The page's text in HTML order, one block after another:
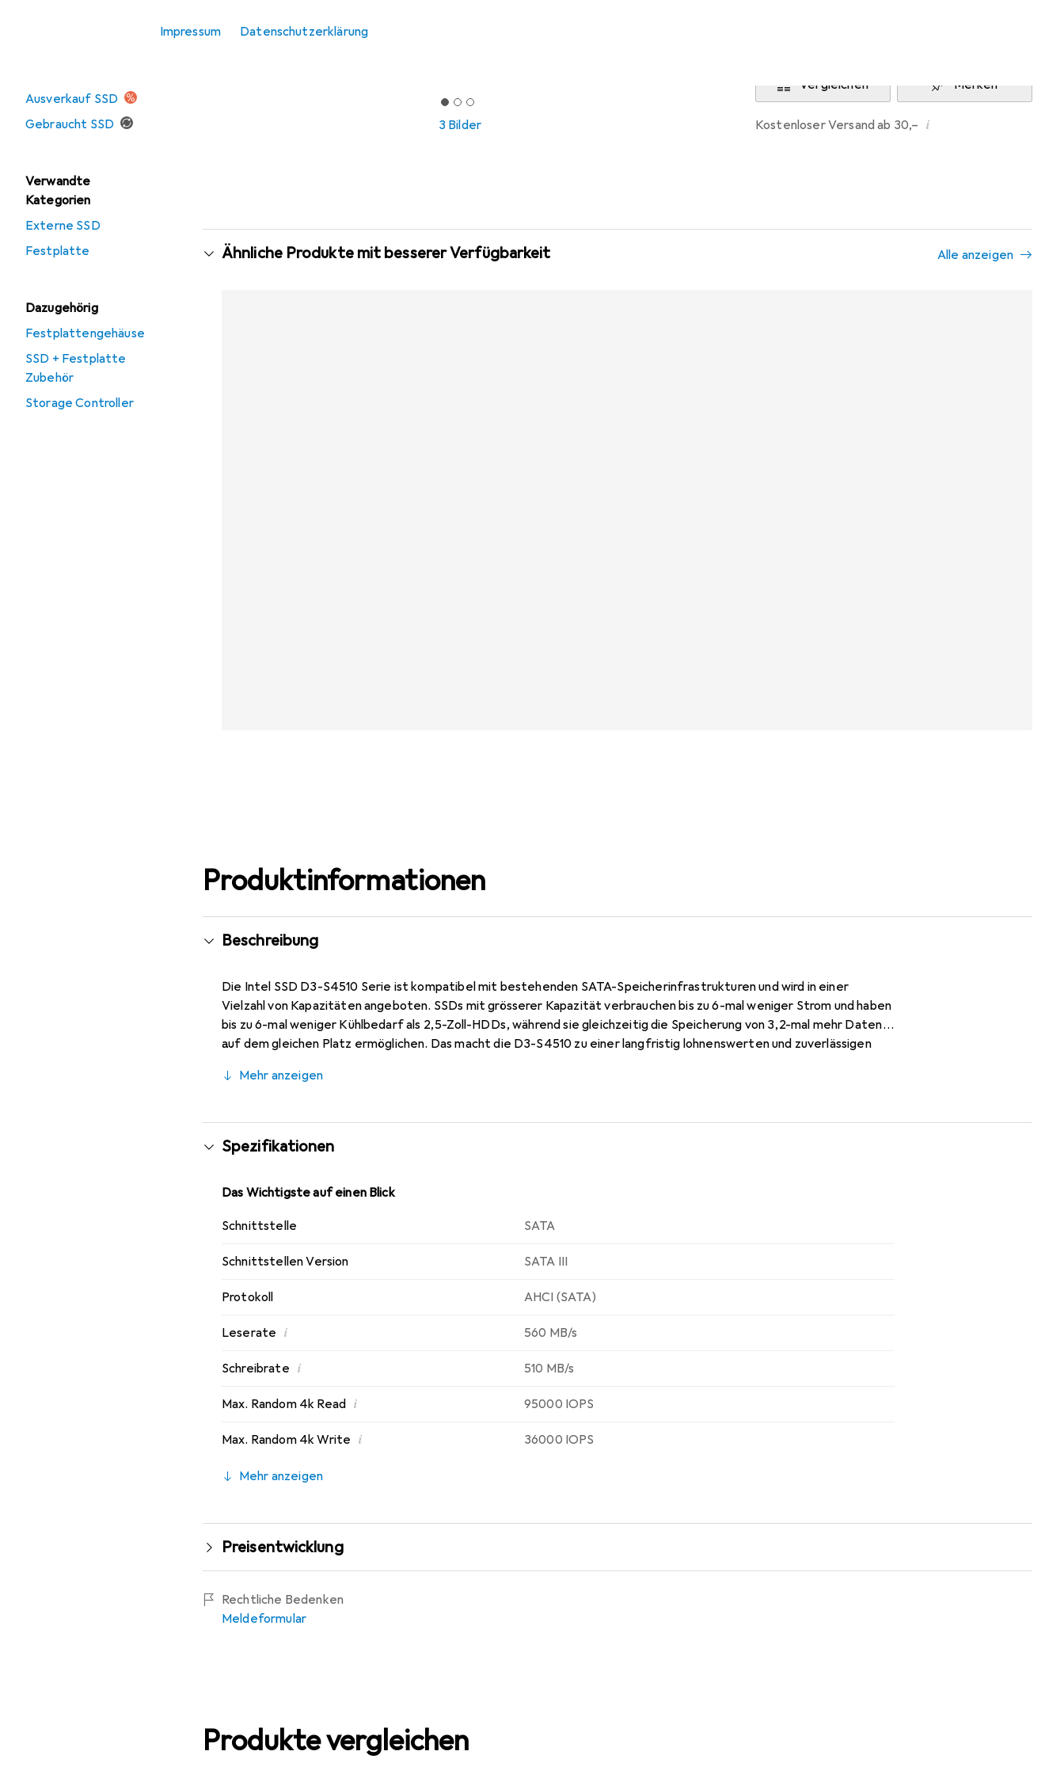
Impressum Datenschutzerklärung
Ausverkauf SSD
Gebraucht SSD
Verwandte
Kategorien
Externe SSD
Festplatte
Dazugehörig
Festplattengehäuse
SSD + Festplatte
Zubehör
Storage Controller
3 Bilder
Vergleichen Merken
Kostenloser Versand ab 30,– i
Ähnliche Produkte mit besserer Verfügbarkeit Alle anzeigen
Produktinformationen
Beschreibung
Die Intel SSD D3-S4510 Serie ist kompatibel mit bestehenden SATA-Speicherinfrastrukturen und wird in einer
Vielzahl von Kapazitäten angeboten. SSDs mit grösserer Kapazität verbrauchen bis zu 6-mal weniger Strom und haben
bis zu 6-mal weniger Kühlbedarf als 2,5-Zoll-HDDs, während sie gleichzeitig die Speicherung von 3,2-mal mehr Daten
auf dem gleichen Platz ermöglichen. Das macht die D3-S4510 zu einer langfristig lohnenswerten und zuverlässigen
Mehr anzeigen
Spezifikationen
Das Wichtigste auf einen Blick
Schnittstelle SATA
Schnittstellen Version SATA III
Protokoll AHCI (SATA)
Leserate i 560 MB/s
Schreibrate i 510 MB/s
Max. Random 4k Read i 95000 IOPS
Max. Random 4k Write i 36000 IOPS
Mehr anzeigen
Preisentwicklung
Rechtliche Bedenken
Meldeformular
Produkte vergleichen